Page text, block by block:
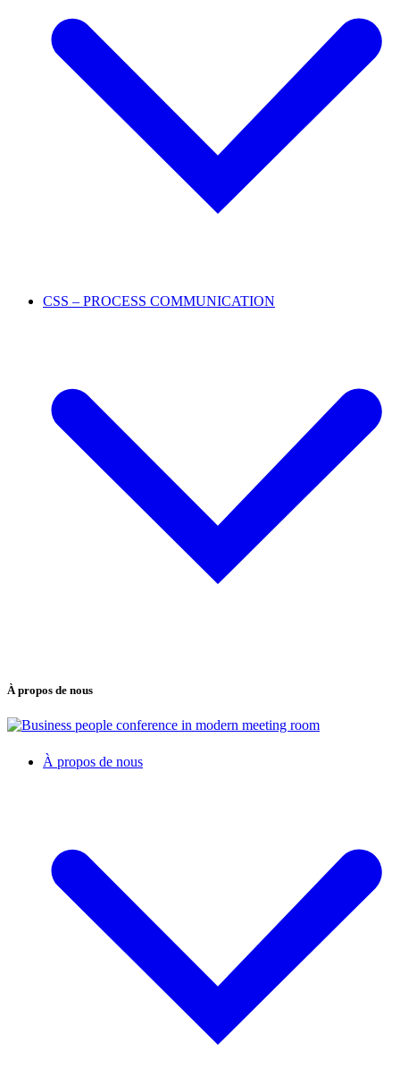
CSS – PROCESS COMMUNICATION
À propos de nous
À propos de nous